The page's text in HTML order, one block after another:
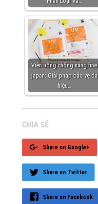
Viên uống chống nắng fine
japan: Giải pháp bảo vệ da
hiệu…
CHIA SẺ
Share on Google+
Share on Twitter
Share on Facebook